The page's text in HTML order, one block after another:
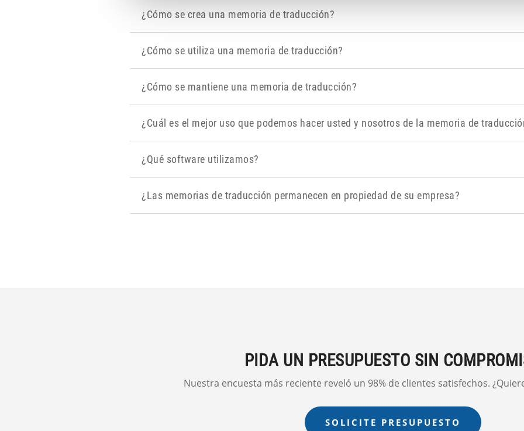
¿Cómo se crea una memoria de traducción?
¿Cómo se utiliza una memoria de traducción?
¿Cómo se mantiene una memoria de traducción?
¿Cuál es el mejor uso que podemos hacer usted y nosotros de la memoria de
¿Qué software utilizamos?
¿Las memorias de traducción permanecen en propiedad de su empresa?
PIDA UN PRESUPUESTO SIN
Nuestra encuesta más reciente reveló un 98% de clientes satisfechos.
SOLICITE PRESUPUESTO